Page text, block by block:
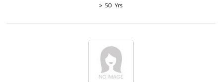
> 50 Yrs